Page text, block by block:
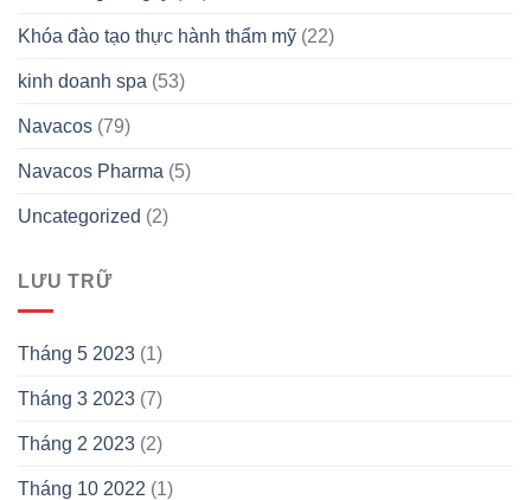
Khóa đào tạo thực hành thẩm mỹ (22)
kinh doanh spa (53)
Navacos (79)
Navacos Pharma (5)
Uncategorized (2)
LƯU TRỮ
Tháng 5 2023 (1)
Tháng 3 2023 (7)
Tháng 2 2023 (2)
Tháng 10 2022 (1)